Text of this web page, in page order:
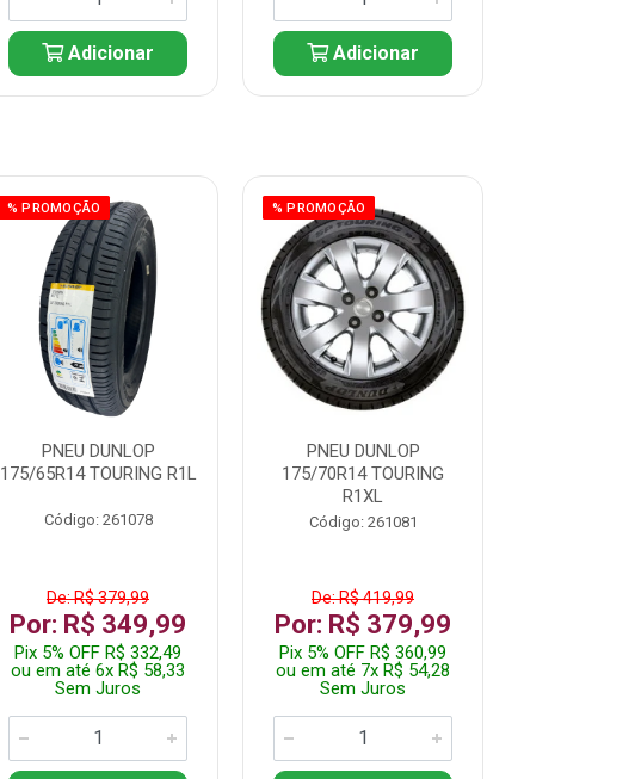
Adicionar Adicionar
% PROMOÇÃO
PNEU DUNLOP
175/65R14 TOURING R1L
Código: 261078
De: R$ 379,99
Por: R$ 349,99
Pix 5% OFF R$ 332,49
ou em até 6x R$ 58,33
Sem Juros
% PROMOÇÃO
PNEU DUNLOP
175/70R14 TOURING
R1XL
Código: 261081
De: R$ 419,99
Por: R$ 379,99
Pix 5% OFF R$ 360,99
ou em até 7x R$ 54,28
Sem Juros